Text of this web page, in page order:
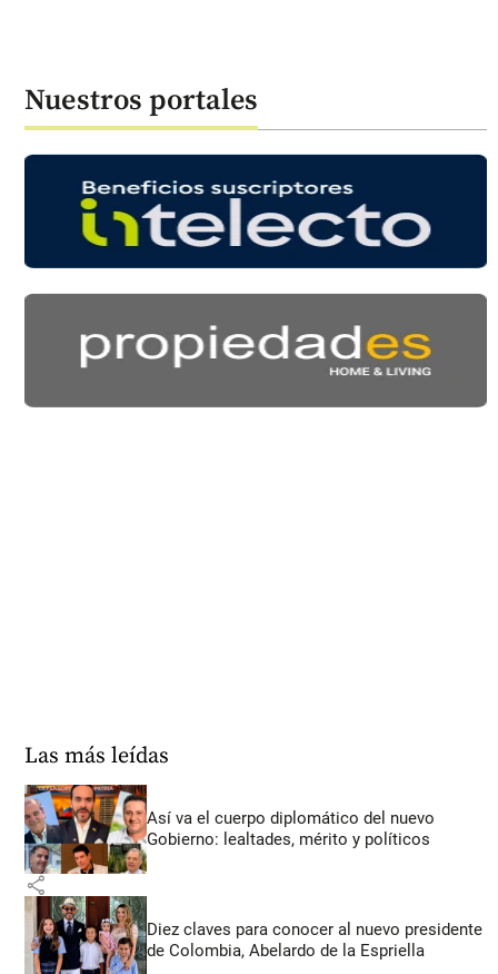
Nuestros portales
Las más leídas
Así va el cuerpo diplomático del nuevo
Gobierno: lealtades, mérito y políticos
share
Diez claves para conocer al nuevo presidente
de Colombia, Abelardo de la Espriella